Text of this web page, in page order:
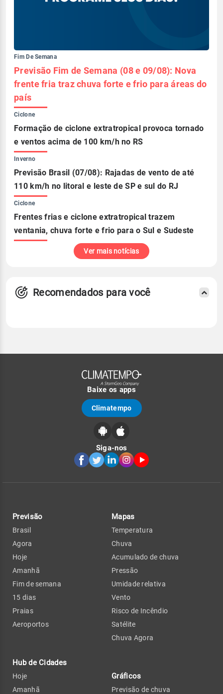
Fim De Semana
Previsão Fim de Semana (08 e 09/08): Nova
frente fria traz chuva forte e frio para áreas do
país
Ciclone
Formação de ciclone extratropical provoca tornado
e ventos acima de 100 km/h no RS
Inverno
Previsão Brasil (07/08): Rajadas de vento de até
110 km/h no litoral e leste de SP e sul do RJ
Ciclone
Frentes frias e ciclone extratropical trazem
ventania, chuva forte e frio para o Sul e Sudeste
Ver mais notícias
Recomendados para você
Baixe os apps
Climatempo
Siga-nos
Previsão
Brasil
Agora
Hoje
Amanhã
Fim de semana
15 dias
Praias
Aeroportos
Hub de Cidades
Hoje
Amanhã
Mapas
Temperatura
Chuva
Acumulado de chuva
Pressão
Umidade relativa
Vento
Risco de Incêndio
Satélite
Chuva Agora
Gráficos
Previsão de chuva